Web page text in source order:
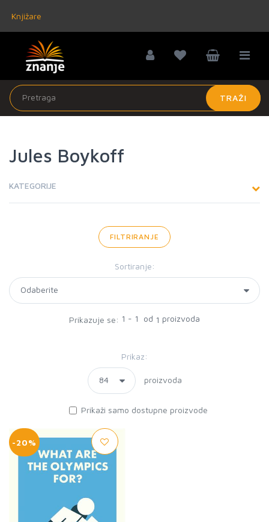
Knjižare
TRAŽI
Jules Boykoff
KATEGORIJE
FILTRIRANJE
Sortiranje:
Prikazuje se: 1 - 1 od 1 proizvoda
Prikaz:
proizvoda
Prikaži samo dostupne proizvode
-20%